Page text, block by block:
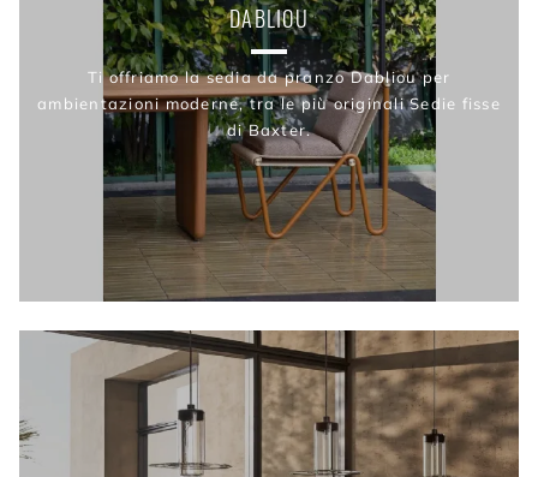
DABLIOU
Ti offriamo la sedia da pranzo Dabliou per
ambientazioni moderne, tra le più originali Sedie fisse
di Baxter.